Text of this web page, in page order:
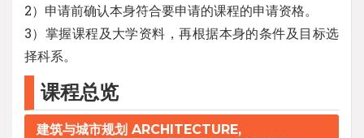
2）申请前确认本身符合要申请的课程的申请资格。
3）掌握课程及大学资料，再根据本身的条件及目标选
择科系。
课程总览
建筑与城市规划 ARCHITECTURE,